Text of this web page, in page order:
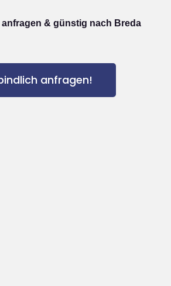
& günstig nach Breda
anfragen!